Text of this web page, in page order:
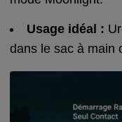
Usage idéal :
dans le sac à main